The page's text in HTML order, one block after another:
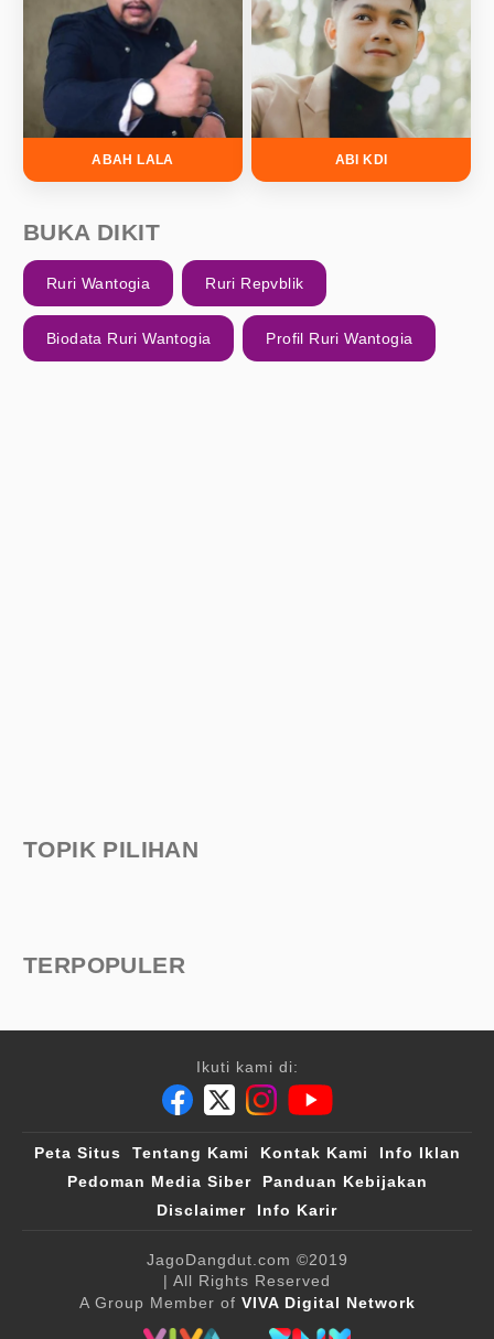
ABAH LALA ABI KDI
BUKA DIKIT
Ruri Wantogia Ruri Repvblik
Biodata Ruri Wantogia Profil Ruri Wantogia
TOPIK PILIHAN
TERPOPULER
Ikuti kami di:
Peta Situs Tentang Kami Kontak Kami
Info Iklan
Pedoman Media Siber
Panduan Kebijakan
Disclaimer
Info Karir
JagoDangdut.com ©2019
| All Rights Reserved
A Group Member of VIVA Digital Network